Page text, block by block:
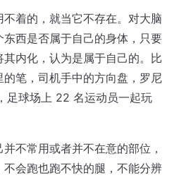
着的，就当它不存在。对大脑
西是否属于自己的身体，只要
内化，认为是属于自己的。比
笔，司机手中的方向盘，罗尼
足球场上 22 名运动员一起玩
不常用或者并不在意的部位，
会跑也跑不快的腿，不能分辨